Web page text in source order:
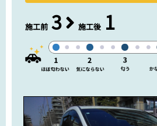
施工前 3 施工後 1